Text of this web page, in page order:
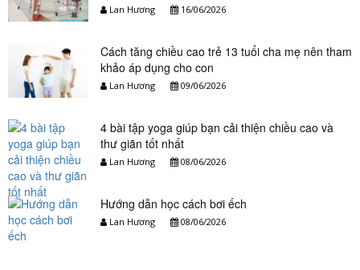
Lan Hương 16/06/2026
Cách tăng chiều cao trẻ 13 tuổi cha mẹ nên tham
khảo áp dụng cho con
Lan Hương 09/06/2026
4 bài tập yoga giúp bạn cải thiện chiều cao và
thư giãn tốt nhất
Lan Hương 08/06/2026
Hướng dẫn học cách bơi ếch
Lan Hương 08/06/2026